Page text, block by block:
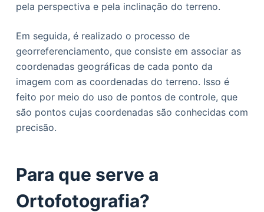
pela perspectiva e pela inclinação do terreno.
Em seguida, é realizado o processo de
georreferenciamento, que consiste em associar as
coordenadas geográficas de cada ponto da
imagem com as coordenadas do terreno. Isso é
feito por meio do uso de pontos de controle, que
são pontos cujas coordenadas são conhecidas com
precisão.
Para que serve a
Ortofotografia?